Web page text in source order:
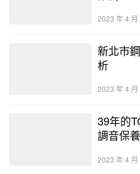
2023 年 4 月
新北市
析
2023 年 4 月
39年的
調音保養
2023 年 4 月